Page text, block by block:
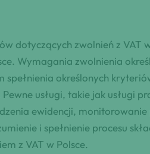
dotyczących zwolnień z
Wymagania zwolnienia
spełnienia określonych
usługi, takie jak usługi
ewidencji,
i spełnienie procesu
z VAT w Polsce.